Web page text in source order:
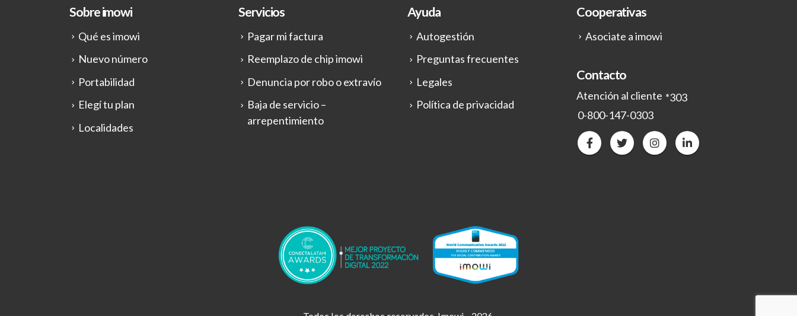
Sobre imowi
Qué es imowi
Nuevo número
Portabilidad
Elegí tu plan
Localidades
Servicios
Pagar mi factura
Reemplazo de chip imowi
Denuncia por robo o extravío
Baja de servicio –
arrepentimiento
Ayuda
Autogestión
Preguntas frecuentes
Legales
Política de privacidad
Cooperativas
Asociate a imowi
Contacto
Atención al cliente *303
0-800-147-0303